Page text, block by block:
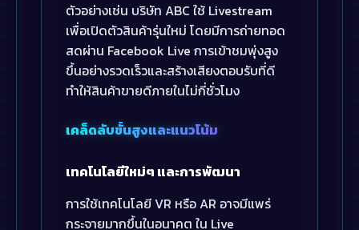
ตัวอย่างเช่น บริษัท ABC ใช้ Livestream
เพื่อเปิดตัวสินค้ารุ่นใหม่ โดยมีการถ่ายทอด
สดผ่าน Facebook Live การเข้าชมพุ่งสูง
ขึ้นอย่างรวดเร็วและสร้างเสียงตอบรับที่ดี
ทำให้สินค้าขายดีภายในไม่กี่ชั่วโมง
เคล็ดลับขั้นสูงและแนวโน้ม
เทคโนโลยีใหม่ๆ และการพัฒนา
การใช้เทคโนโลยี VR หรือ AR อาจมีแพร่
กระจายมากขึ้นในอนาคต ใน Live